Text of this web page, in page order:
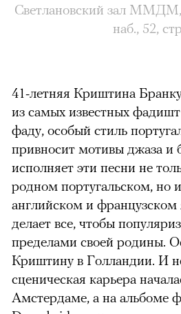
Светлановский зал
наб., 52,
41-летняя Криштина
из самых известных
фаду, особый стиль
привносит мотивы джаза и
исполняет эти песни не
родном португальском, но
английском и французском
делает все, чтобы
пределами своей родины.
Криштину в Голландии. И
сценическая карьера
Амстердаме, а на альбоме